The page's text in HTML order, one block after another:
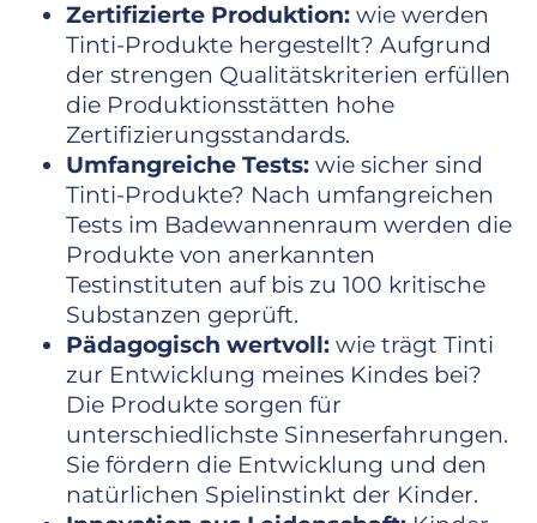
Zertifizierte Produktion: wie werden
Tinti-Produkte hergestellt? Aufgrund
der strengen Qualitätskriterien erfüllen
die Produktionsstätten hohe
Zertifizierungsstandards.
Umfangreiche Tests: wie sicher sind
Tinti-Produkte? Nach umfangreichen
Tests im Badewannenraum werden die
Produkte von anerkannten
Testinstituten auf bis zu 100 kritische
Substanzen geprüft.
Pädagogisch wertvoll: wie trägt Tinti
zur Entwicklung meines Kindes bei?
Die Produkte sorgen für
unterschiedlichste Sinneserfahrungen.
Sie fördern die Entwicklung und den
natürlichen Spielinstinkt der Kinder.